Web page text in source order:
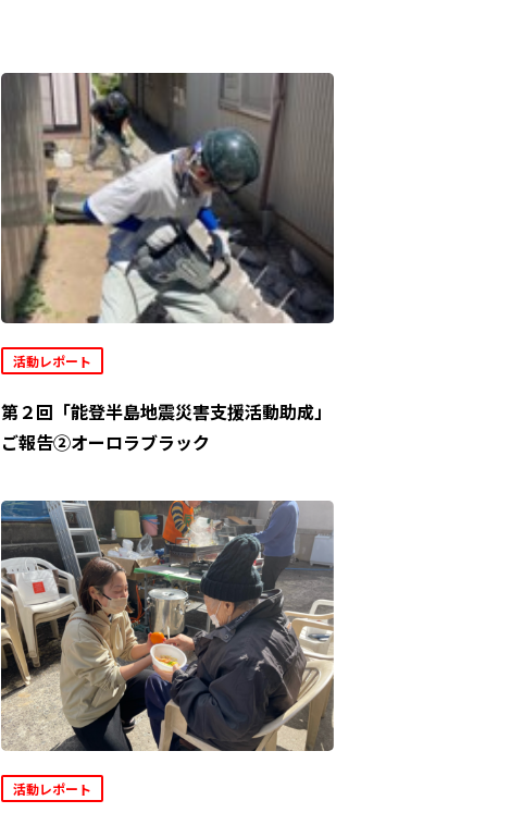
活動レポート
第２回「能登半島地震災害支援活動助成」
ご報告②オーロラブラック
活動レポート